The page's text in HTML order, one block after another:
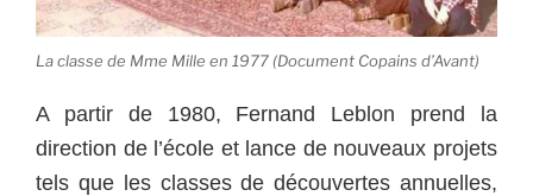
La classe de Mme Mille en 1977 (Document Copains d’Avant)
A partir de 1980, Fernand Leblon prend la
direction de l’école et lance de nouveaux projets
tels que les classes de découvertes annuelles,